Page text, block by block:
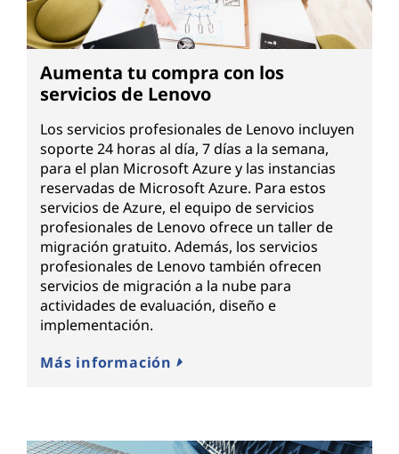
Aumenta tu compra con los
servicios de Lenovo
Los servicios profesionales de Lenovo incluyen
soporte 24 horas al día, 7 días a la semana,
para el plan Microsoft Azure y las instancias
reservadas de Microsoft Azure. Para estos
servicios de Azure, el equipo de servicios
profesionales de Lenovo ofrece un taller de
migración gratuito. Además, los servicios
profesionales de Lenovo también ofrecen
servicios de migración a la nube para
actividades de evaluación, diseño e
implementación.
Más información